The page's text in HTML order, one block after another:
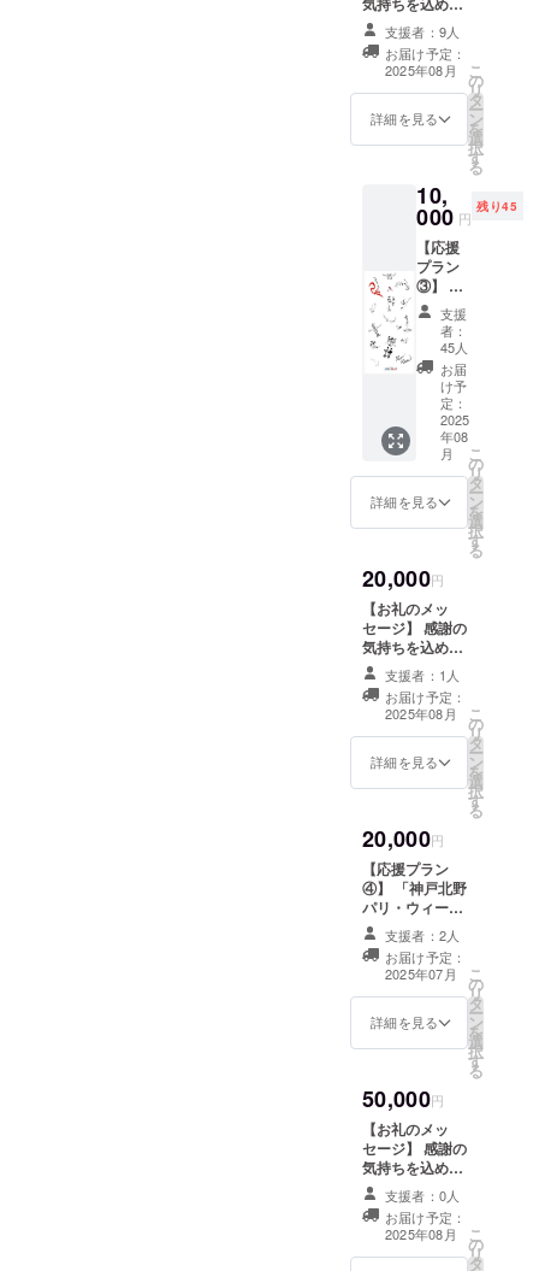
て、お礼のメッ
セージをお送り
します。 ※この
リターンは3,000
円、5,000円、
7,000円、
容になります。
支援者：9人
お届け予定：
2025年08月
詳細を見る
こ
の
リ
タ
ー
ン
を
選
択
す
る
10,
000 円
残り45
【応援
プラン
③】
風かお
る直筆
デザイ
ン 神戸
北野パ
リ・
ウィー
ク記念
ロング
スカー
フ(横80
㎝×縦
180㎝)
と黒地
の２色
ありま
す。ど
ちらが
届くか
はお楽
しみ
に！
支援
者：
45人
お届
け予
定：
2025
年08
月
詳細を見る
こ
の
リ
タ
ー
ン
を
選
択
す
る
20,000円
【お礼のメッ
セージ】 感謝の
気持ちを込め
て、お礼のメッ
セージをお送り
します。 ※この
リターンは3,000
円、5,000円、
7,000円、
容になります。
支援者：1人
お届け予定：
2025年08月
詳細を見る
こ
の
リ
タ
ー
ン
を
選
択
す
る
20,000円
【応援プラン
④】 「神戸北野
パリ・ウィーク
会場入場１day
パスポート」 ・
インドクラブ 7
月12日(土)、13
日(日) 入場料
＋1ドリンク ・
北野美術館 7月
12日(土)、13日
(日) 入場料＋1
ドリンク ※「１
dayパスポー
ト」について
は、イベント当
該日にお渡しさ
せていただきま
支援者：2人
お届け予定：
2025年07月
詳細を見る
こ
の
リ
タ
ー
ン
を
選
択
す
る
50,000円
【お礼のメッ
セージ】 感謝の
気持ちを込め
て、お礼のメッ
セージをお送り
します。 ※この
リターンは3,000
円、5,000円、
支援者：0人
お届け予定：
2025年08月
こ
の
リ
タ